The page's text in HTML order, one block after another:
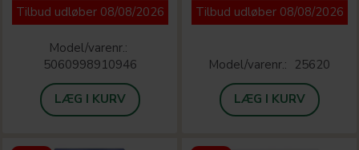
Tilbud udløber 08/08/2026
Model/varenr.:
5060998910946
LÆG I KURV
Tilbud udløber 08/08/2026
Model/varenr.: 25620
LÆG I KURV